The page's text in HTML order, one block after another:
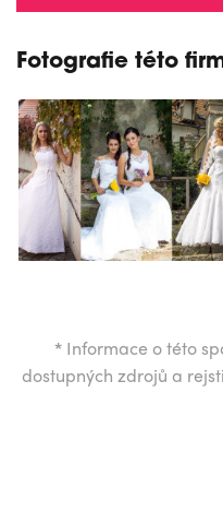
Fotografie této
* Informace o této
dostupných zdrojů a